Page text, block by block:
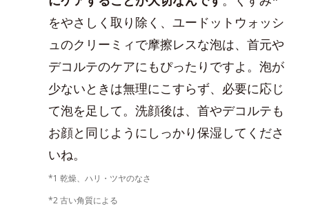
をやさしく取り除く、ユードットウォッシ
ュのクリーミィで摩擦レスな泡は、首元や
デコルテのケアにもぴったりですよ。泡が
少ないときは無理にこすらず、必要に応じ
て泡を足して。洗顔後は、首やデコルテも
お顔と同じようにしっかり保湿してくださ
いね。
*1 乾燥、ハリ・ツヤのなさ
*2 古い角質による